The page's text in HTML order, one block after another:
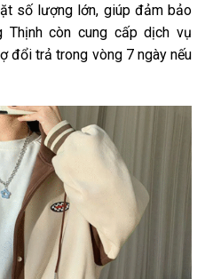
số lượng lớn, giúp đảm bảo
còn cung cấp dịch vụ
đổi trả trong vòng 7 ngày nếu